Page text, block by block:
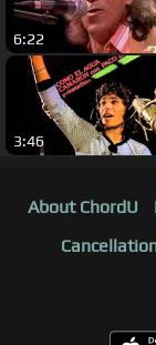
6:22
3:46
About ChordU